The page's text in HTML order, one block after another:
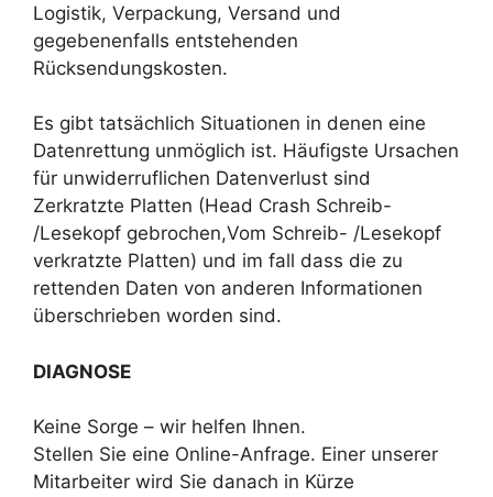
Logistik, Verpackung, Versand und
gegebenenfalls entstehenden
Rücksendungskosten.
Es gibt tatsächlich Situationen in denen eine
Datenrettung unmöglich ist. Häufigste Ursachen
für unwiderruflichen Datenverlust sind
Zerkratzte Platten (Head Crash Schreib-
/Lesekopf gebrochen,Vom Schreib- /Lesekopf
verkratzte Platten) und im fall dass die zu
rettenden Daten von anderen Informationen
überschrieben worden sind.
DIAGNOSE
Keine Sorge – wir helfen Ihnen.
Stellen Sie eine Online-Anfrage. Einer unserer
Mitarbeiter wird Sie danach in Kürze